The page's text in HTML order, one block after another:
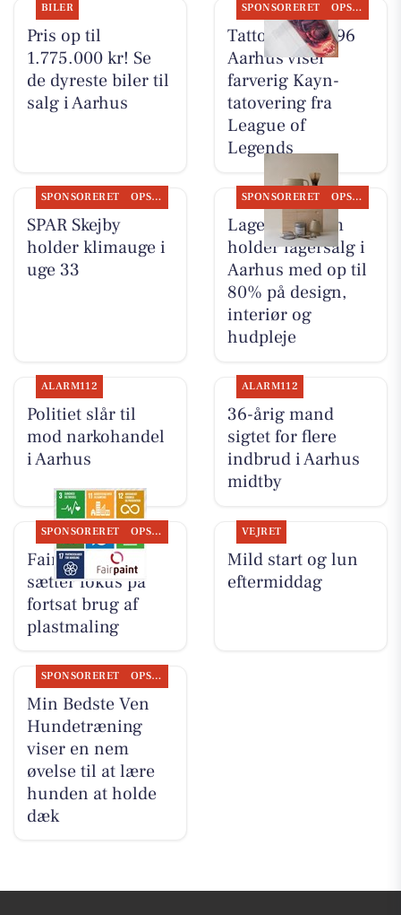
BILER
Pris op til
1.775.000 kr! Se
de dyreste biler til
salg i Aarhus
SPONSORERET OPSLAGSTAVLEN
Tattoo Studio 96
Aarhus viser
farverig Kayn-
tatovering fra
League of
Legends
SPONSORERET OPSLAGSTAVLEN
SPAR Skejby
holder klimauge i
uge 33
SPONSORERET OPSLAGSTAVLEN
Lagersalg.com
holder lagersalg i
Aarhus med op til
80% på design,
interiør og
hudpleje
ALARM112
Politiet slår til
mod narkohandel
i Aarhus
ALARM112
36-årig mand
sigtet for flere
indbrud i Aarhus
midtby
SPONSORERET OPSLAGSTAVLEN
Fairpaint ApS
sætter fokus på
fortsat brug af
plastmaling
VEJRET
Mild start og lun
eftermiddag
SPONSORERET OPSLAGSTAVLEN
Min Bedste Ven
Hundetræning
viser en nem
øvelse til at lære
hunden at holde
dæk